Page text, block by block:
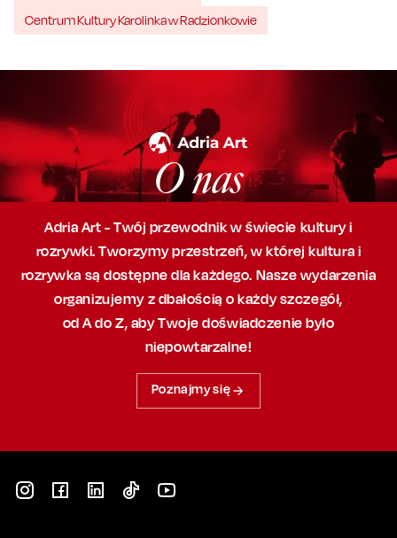
Centrum Kultury Karolinka w Radzionkowie
O nas
Adria Art - Twój przewodnik w świecie kultury i
rozrywki. Tworzymy przestrzeń,w której kultura i
rozrywka są dostępne dla każdego. Nasze wydarzenia
organizujemy z dbałością o każdy szczegół,
od A do Z, abyTwoje doświadczenie było
niepowtarzalne!
Poznajmy się